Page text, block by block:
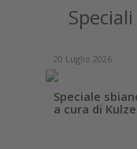
20 Luglio 2026
Speciale
a cura di